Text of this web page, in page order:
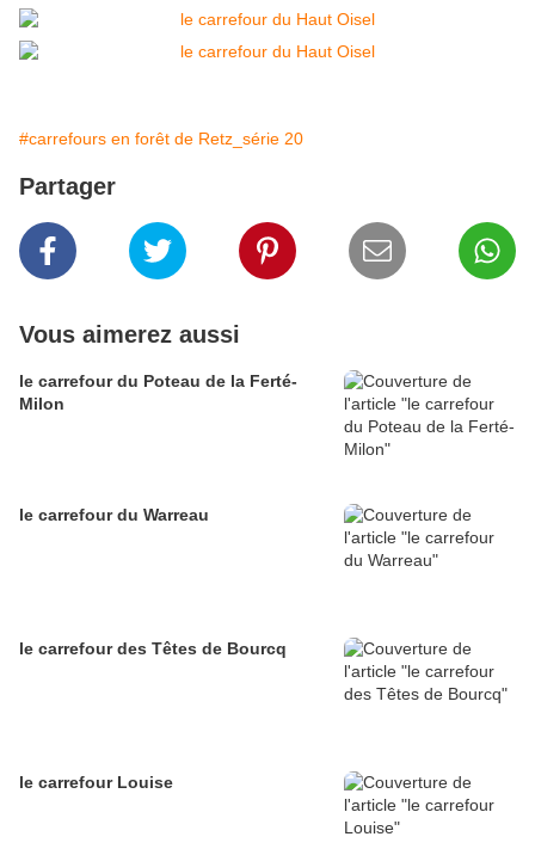
#carrefours en forêt de Retz_série 20
Partager
Vous aimerez aussi
le carrefour du Poteau de la Ferté-
Milon
le carrefour du Warreau
le carrefour des Têtes de Bourcq
le carrefour Louise